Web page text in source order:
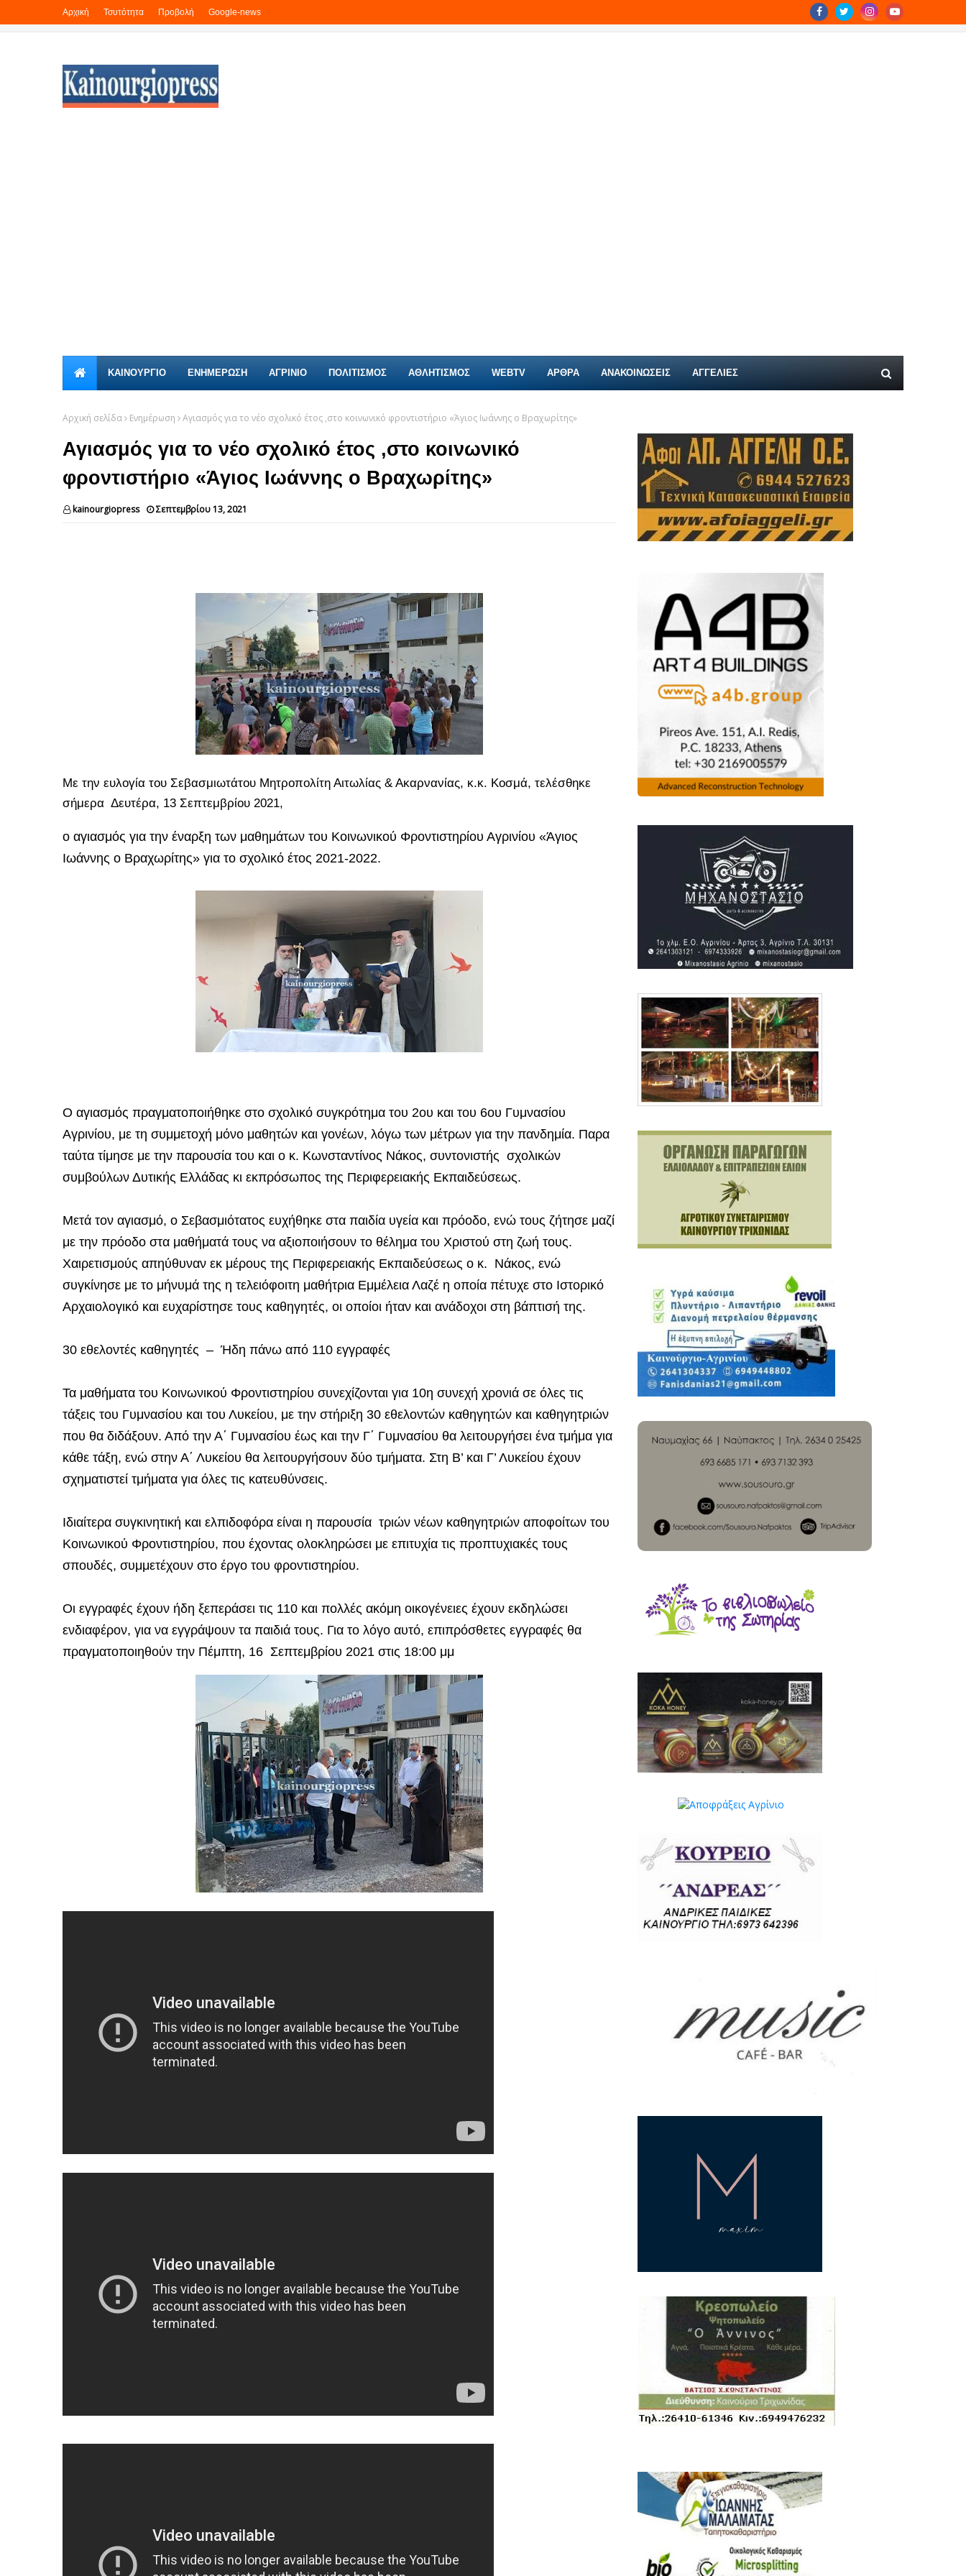
Αρχική Τσυτότητα Προβολή Google-news
ΚΑΙΝΟΎΡΓΙΟ ΕΝΗΜΕΡΩΣΗ ΑΓΡΙΝΙΟ ΠΟΛΙΤΙΣΜΟΣ ΑΘΛΗΤΙΣΜΟΣ WEBTV ΑΡΘΡΑ ΑΝΑΚΟΙΝΩΣΕΙΣ ΑΓΓΕΛΊΕΣ
Αρχική σελίδα Ενημέρωση Αγιασμός για το νέο σχολικό έτος ,στο κοινωνικό φροντιστήριο «Άγιος Ιωάννης ο Βραχωρίτης»
Αγιασμός για το νέο σχολικό έτος ,στο κοινωνικό
φροντιστήριο «Άγιος Ιωάννης ο Βραχωρίτης»
kainourgiopress Σεπτεμβρίου 13, 2021
Με την ευλογία του Σεβασμιωτάτου Μητροπολίτη Αιτωλίας & Ακαρνανίας, κ.κ. Κοσμά, τελέσθηκε
σήμερα Δευτέρα, 13 Σεπτεμβρίου 2021,
ο αγιασμός για την έναρξη των μαθημάτων του Κοινωνικού Φροντιστηρίου Αγρινίου «Άγιος
Ιωάννης ο Βραχωρίτης» για το σχολικό έτος 2021-2022.
Ο αγιασμός πραγματοποιήθηκε στο σχολικό συγκρότημα του 2ου και του 6ου Γυμνασίου
Αγρινίου, με τη συμμετοχή μόνο μαθητών και γονέων, λόγω των μέτρων για την πανδημία. Παρα
ταύτα τίμησε με την παρουσία του και ο κ. Κωνσταντίνος Νάκος, συντονιστής σχολικών
συμβούλων Δυτικής Ελλάδας κι εκπρόσωπος της Περιφερειακής Εκπαιδεύσεως.
Μετά τον αγιασμό, ο Σεβασμιότατος ευχήθηκε στα παιδία υγεία και πρόοδο, ενώ τους ζήτησε μαζί
με την πρόοδο στα μαθήματά τους να αξιοποιήσουν το θέλημα του Χριστού στη ζωή τους.
Χαιρετισμούς απηύθυναν εκ μέρους της Περιφερειακής Εκπαιδεύσεως ο κ. Νάκος, ενώ
συγκίνησε με το μήνυμά της η τελειόφοιτη μαθήτρια Εμμέλεια Λαζέ η οποία πέτυχε στο Ιστορικό
Αρχαιολογικό και ευχαρίστησε τους καθηγητές, οι οποίοι ήταν και ανάδοχοι στη βάπτισή της.
30 εθελοντές καθηγητές – Ήδη πάνω από 110 εγγραφές
Τα μαθήματα του Κοινωνικού Φροντιστηρίου συνεχίζονται για 10η συνεχή χρονιά σε όλες τις
τάξεις του Γυμνασίου και του Λυκείου, με την στήριξη 30 εθελοντών καθηγητών και καθηγητριών
που θα διδάξουν. Από την Α΄ Γυμνασίου έως και την Γ΄ Γυμνασίου θα λειτουργήσει ένα τμήμα για
κάθε τάξη, ενώ στην Α΄ Λυκείου θα λειτουργήσουν δύο τμήματα. Στη Β’ και Γ’ Λυκείου έχουν
σχηματιστεί τμήματα για όλες τις κατευθύνσεις.
Ιδιαίτερα συγκινητική και ελπιδοφόρα είναι η παρουσία τριών νέων καθηγητριών αποφοίτων του
Κοινωνικού Φροντιστηρίου, που έχοντας ολοκληρώσει με επιτυχία τις προπτυχιακές τους
σπουδές, συμμετέχουν στο έργο του φροντιστηρίου.
Οι εγγραφές έχουν ήδη ξεπεράσει τις 110 και πολλές ακόμη οικογένειες έχουν εκδηλώσει
ενδιαφέρον, για να εγγράψουν τα παιδιά τους. Για το λόγο αυτό, επιπρόσθετες εγγραφές θα
πραγματοποιηθούν την Πέμπτη, 16 Σεπτεμβρίου 2021 στις 18:00 μμ